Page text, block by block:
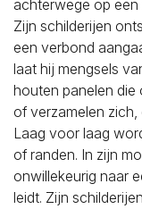
achterwege op
Zijn schilderijen
een verbond
laat hij mengsels
houten panelen die
of verzamelen
Laag voor laag
of randen. In zijn
onwillekeurig naar
leidt. Zijn